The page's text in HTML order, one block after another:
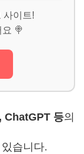
사이트!
🍭
ChatGPT 등의
습니다.